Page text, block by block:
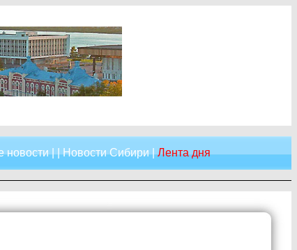
новости| |Новости Сибири|Лента дня